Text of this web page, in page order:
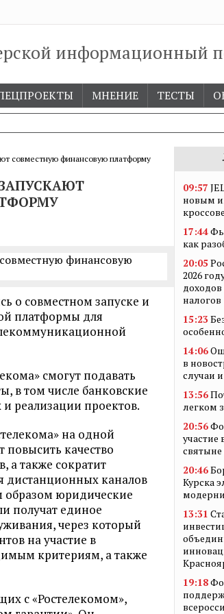
информационный
МНЕНИЕ ТЕСТЫ
совместную финансовую платформу
о совместном запуске и
платформы для
смогут подавать
в том числе банковские
реализации проектов.
на одной
повысить качество
а также сократит
дистанционных каналов
образом юридические
получат единое
через который
на участие в
критериям, а также
с «Ростелекомом»,
09:57
новым
17:44
как
20:05
2026
налогов
15:23
14:06
в
случаи
13:56
легком
20:56
участие
20:46
Курска
13:31
19:18